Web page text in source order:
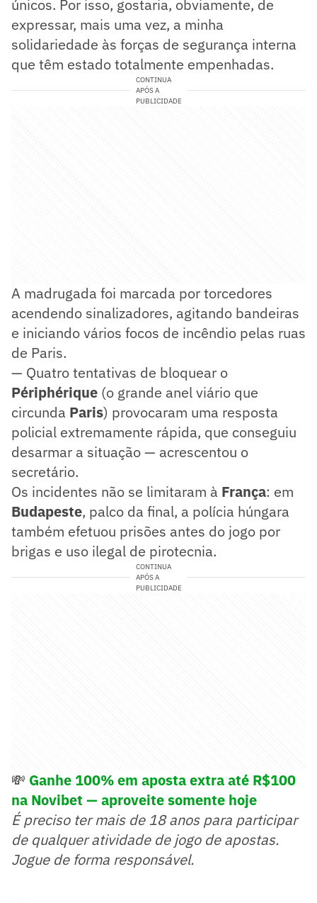
únicos. Por isso, gostaria, obviamente, de
expressar, mais uma vez, a minha
solidariedade às forças de segurança interna
que têm estado totalmente empenhadas.
CONTINUA
APÓS A
PUBLICIDADE
A madrugada foi marcada por torcedores
acendendo sinalizadores, agitando bandeiras
e iniciando vários focos de incêndio pelas ruas
de Paris.
— Quatro tentativas de bloquear o
Périphérique (o grande anel viário que
circunda Paris) provocaram uma resposta
policial extremamente rápida, que conseguiu
desarmar a situação — acrescentou o
secretário.
Os incidentes não se limitaram à França: em
Budapeste, palco da final, a polícia húngara
também efetuou prisões antes do jogo por
brigas e uso ilegal de pirotecnia.
CONTINUA
APÓS A
PUBLICIDADE
💸 Ganhe 100% em aposta extra até R$100
na Novibet — aproveite somente hoje
É preciso ter mais de 18 anos para participar
de qualquer atividade de jogo de apostas.
Jogue de forma responsável.